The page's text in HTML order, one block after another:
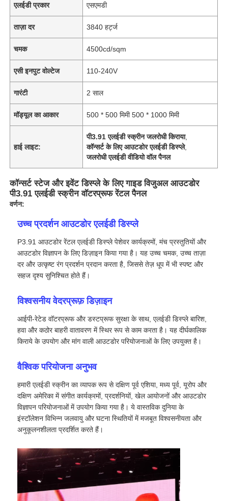
घर
उत्पादों
वीडियो
एलईडी प्रकार एसएमडी
ताज़ा दर 3840 हर्ट्ज
चमक 4500cd/sqm
एसी इनपुट वोल्टेज 110-240V
गारंटी 2 साल
मॉड्यूल का आकार 500 * 500 मिमी 500 * 1000 मिमी
हाई लाइट:
पी3.91 एलईडी स्क्रीन जलरोधी किराया,
कॉन्सर्ट के लिए आउटडोर एलईडी डिस्प्ले,
जलरोधी एलईडी वीडियो वॉल पैनल
कॉन्सर्ट स्टेज और इवेंट डिस्प्ले के लिए गाइड विजुअल आउटडोर
पी3.91 एलईडी स्क्रीन वॉटरप्रूफ रेंटल पैनल
वर्णन:
उच्च प्रदर्शन आउटडोर एलईडी डिस्प्ले
P3.91 आउटडोर रेंटल एलईडी डिस्प्ले पेशेवर कार्यक्रमों, मंच प्रस्तुतियों और
आउटडोर विज्ञापन के लिए डिज़ाइन किया गया है। यह उच्च चमक, उच्च ताज़ा
दर और उत्कृष्ट रंग प्रदर्शन प्रदान करता है, जिससे तेज़ धूप में भी स्पष्ट और
सहज दृश्य सुनिश्चित होते हैं।
विश्वसनीय वेदरप्रूफ़ डिज़ाइन
आईपी-रेटेड वॉटरप्रूफ और डस्टप्रूफ सुरक्षा के साथ, एलईडी डिस्प्ले बारिश,
हवा और कठोर बाहरी वातावरण में स्थिर रूप से काम करता है। यह दीर्घकालिक
किराये के उपयोग और मांग वाली आउटडोर परियोजनाओं के लिए उपयुक्त है।
वैश्विक परियोजना अनुभव
हमारी एलईडी स्क्रीन का व्यापक रूप से दक्षिण पूर्व एशिया, मध्य पूर्व, यूरोप और
दक्षिण अमेरिका में संगीत कार्यक्रमों, प्रदर्शनियों, खेल आयोजनों और आउटडोर
विज्ञापन परियोजनाओं में उपयोग किया गया है। ये वास्तविक दुनिया के
इंस्टॉलेशन विभिन्न जलवायु और घटना स्थितियों में मजबूत विश्वसनीयता और
अनुकूलनशीलता प्रदर्शित करते हैं।